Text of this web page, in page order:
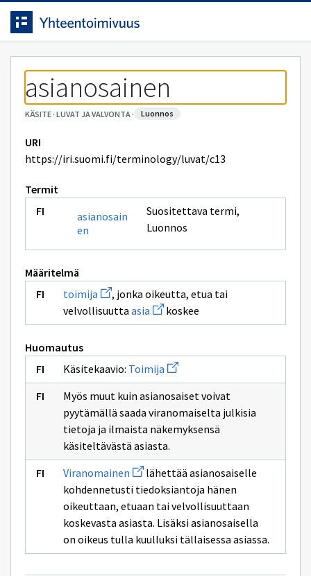
Siirrytty
sivulle
Siirry suoraan sisältöön.
asianosainen
KÄSITE· LUVAT JA VALVONTA· luonnos
URI
https://iri.suomi.fi/terminology/luvat/c13
Termit
asianosain
en
Suositettava termi,
Luonnos
Määritelmä
toimija Avaa
uuden
ikkunan
sivulle
, jonka oikeutta, etua tai
velvollisuutta asia Avaa
uuden
ikkunan
koskee
Huomautus
Käsitekaavio: Toimija Avaa
uuden
ikkunan
sivulle
Toimija
Myös muut kuin asianosaiset voivat
pyytämällä saada viranomaiselta julkisia
tietoja ja ilmaista näkemyksensä
käsiteltävästä asiasta.
Viranomainen Avaa
uuden
ikkunan
sivulle
Viranomainen
lähettää asianosaiselle
kohdennetusti tiedoksiantoja hänen
oikeuttaan, etuaan tai velvollisuuttaan
koskevasta asiasta. Lisäksi asianosaisella
on oikeus tulla kuulluksi tällaisessa asiassa.